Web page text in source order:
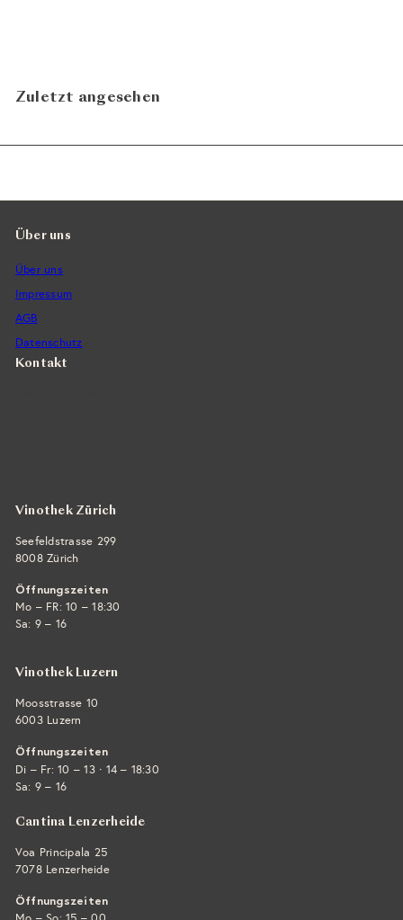
Zuletzt angesehen
Über uns
Über uns
Impressum
AGB
Datenschutz
Kontakt
Vinothek Zürich
Seefeldstrasse 299
8008 Zürich
Öffnungszeiten
Mo – FR: 10 – 18:30
Sa: 9 – 16
Vinothek Luzern
Moosstrasse 10
6003 Luzern
Öffnungszeiten
Di – Fr: 10 – 13 · 14 – 18:30
Sa: 9 – 16
Cantina Lenzerheide
Voa Principala 25
7078 Lenzerheide
Öffnungszeiten